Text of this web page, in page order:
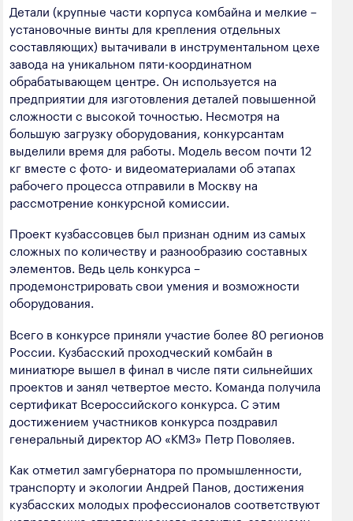
Детали (крупные части корпуса комбайна и мелкие –
установочные винты для крепления отдельных
составляющих) вытачивали в инструментальном цехе
завода на уникальном пяти-координатном
обрабатывающем центре. Он используется на
предприятии для изготовления деталей повышенной
сложности с высокой точностью. Несмотря на
большую загрузку оборудования, конкурсантам
выделили время для работы. Модель весом почти 12
кг вместе с фото- и видеоматериалами об этапах
рабочего процесса отправили в Москву на
рассмотрение конкурсной комиссии.
Проект кузбассовцев был признан одним из самых
сложных по количеству и разнообразию составных
элементов. Ведь цель конкурса –
продемонстрировать свои умения и возможности
оборудования.
Всего в конкурсе приняли участие более 80 регионов
России. Кузбасский проходческий комбайн в
миниатюре вышел в финал в числе пяти сильнейших
проектов и занял четвертое место. Команда получила
сертификат Всероссийского конкурса. С этим
достижением участников конкурса поздравил
генеральный директор АО «КМЗ» Петр Поволяев.
Как отметил замгубернатора по промышленности,
транспорту и экологии Андрей Панов, достижения
кузбасских молодых профессионалов соответствуют